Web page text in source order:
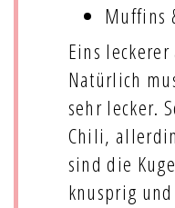
Muffins
Eins
Natürlich
sehr lecker.
Chili,
sind die
knusprig